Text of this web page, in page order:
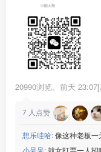
20990浏览、 前天
7 人点赞
想乐哇哈:像这种老板
小呆呆:就女打票一人